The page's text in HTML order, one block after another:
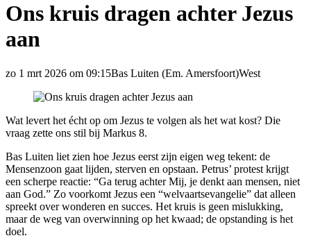
Ons kruis dragen achter Jezus
aan
zo 1 mrt 2026 om 09:15Bas Luiten (Em. Amersfoort)West
Wat levert het écht op om Jezus te volgen als het wat kost? Die
vraag zette ons stil bij Markus 8.
Bas Luiten liet zien hoe Jezus eerst zijn eigen weg tekent: de
Mensenzoon gaat lijden, sterven en opstaan. Petrus’ protest krijgt
een scherpe reactie: “Ga terug achter Mij, je denkt aan mensen, niet
aan God.” Zo voorkomt Jezus een “welvaartsevangelie” dat alleen
spreekt over wonderen en succes. Het kruis is geen mislukking,
maar de weg van overwinning op het kwaad; de opstanding is het
doel.